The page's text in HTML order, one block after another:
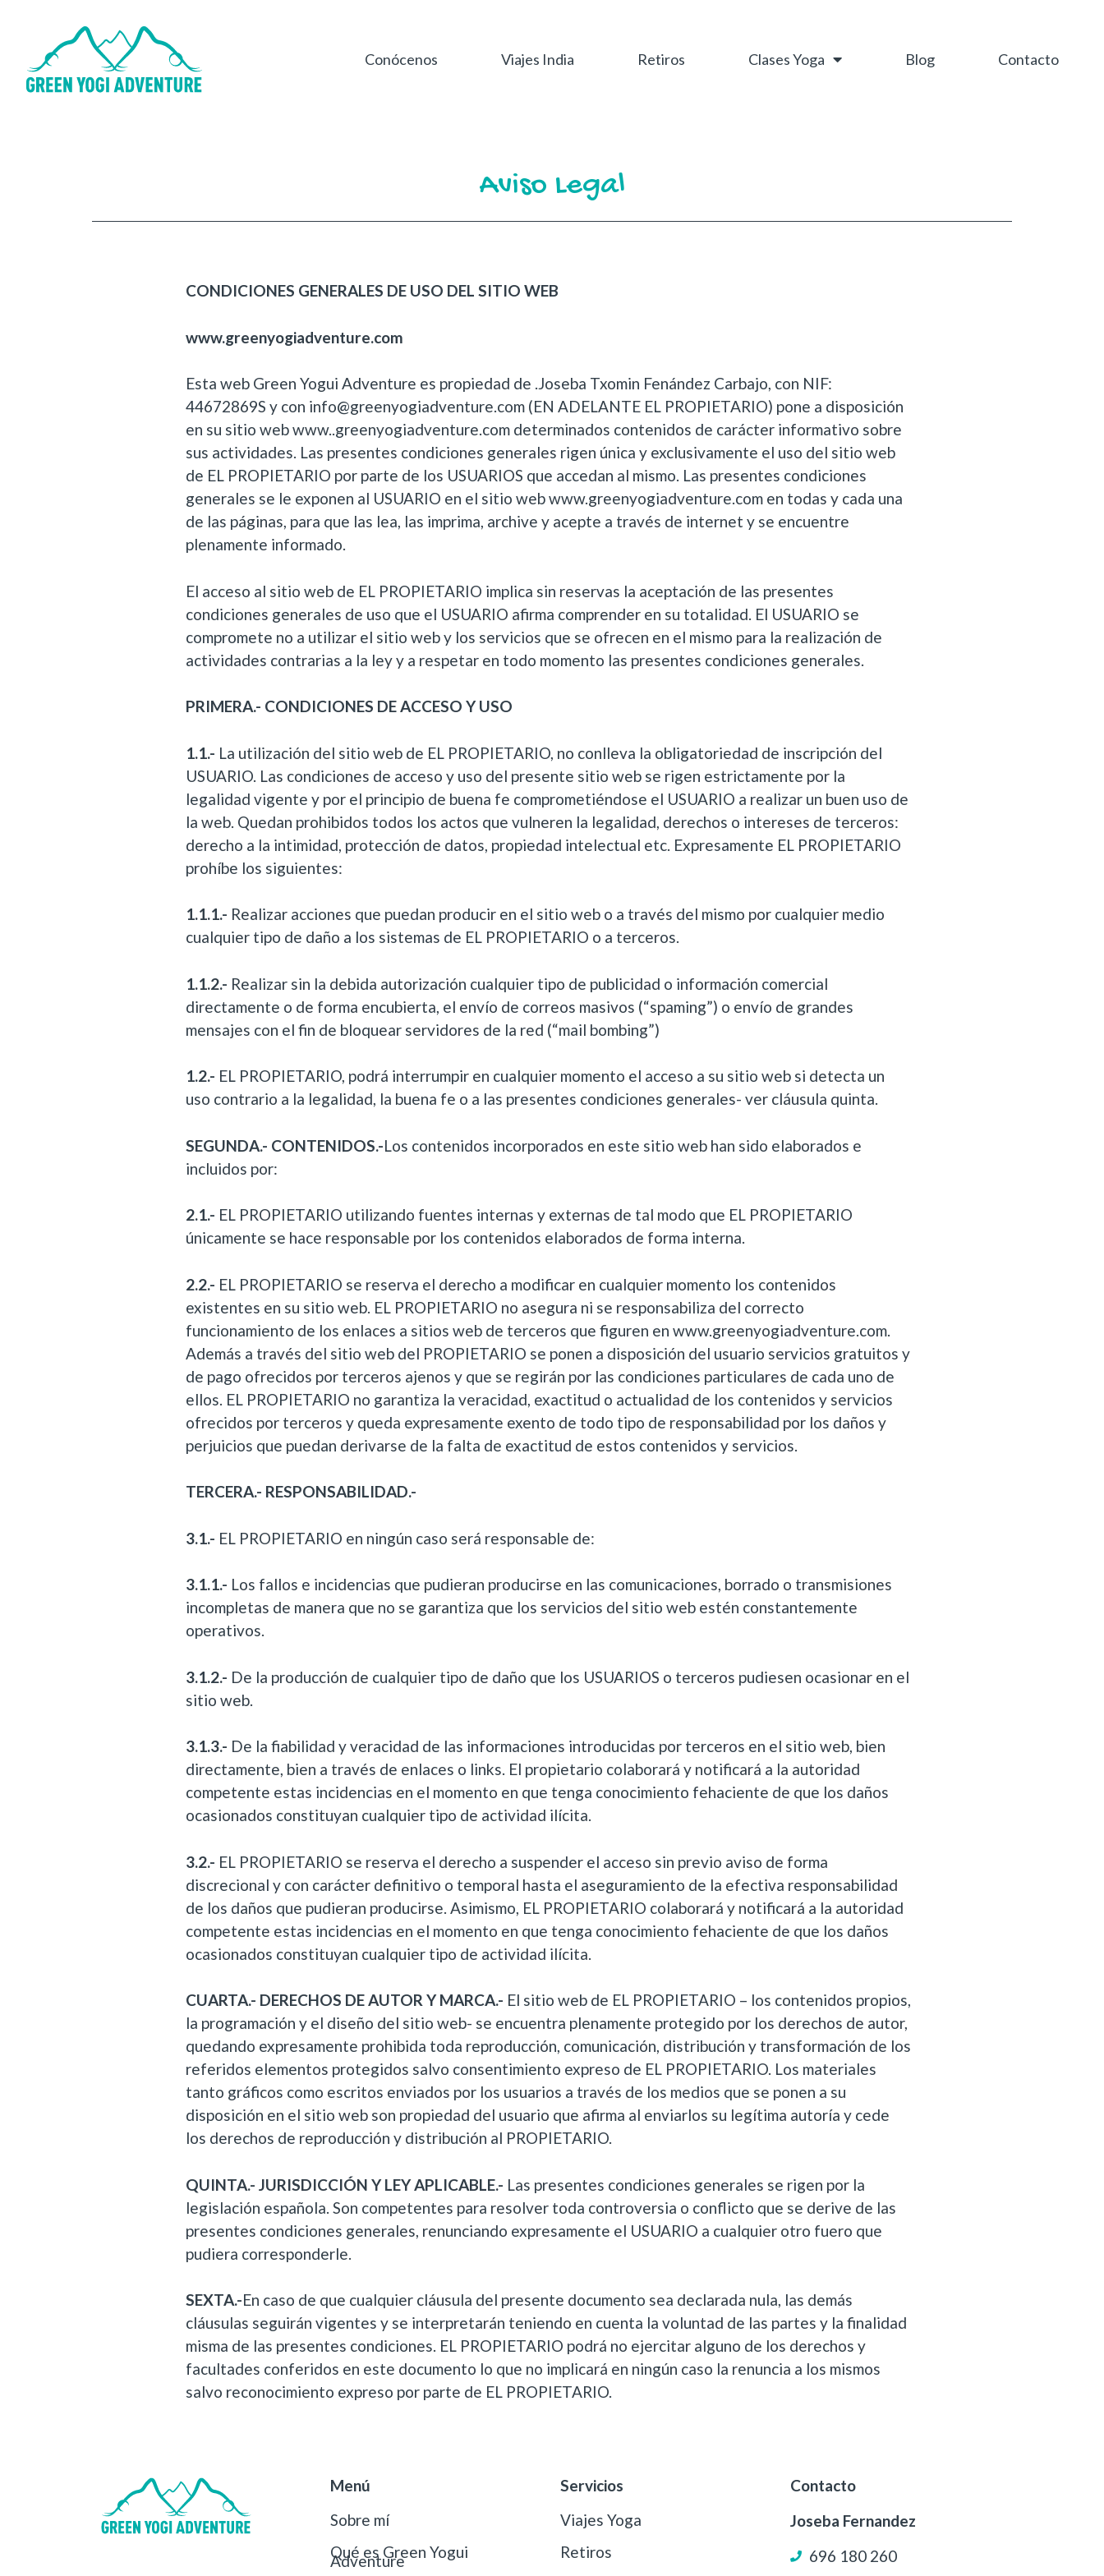
Conócenos Viajes India Retiros Clases Yoga Blog Contacto
Aviso Legal
CONDICIONES GENERALES DE USO DEL SITIO WEB
www.greenyogiadventure.com
Esta web Green Yogui Adventure es propiedad de .Joseba Txomin Fenández Carbajo, con NIF:
44672869S y con info@greenyogiadventure.com (EN ADELANTE EL PROPIETARIO) pone a disposición
en su sitio web www..greenyogiadventure.com determinados contenidos de carácter informativo sobre
sus actividades. Las presentes condiciones generales rigen única y exclusivamente el uso del sitio web
de EL PROPIETARIO por parte de los USUARIOS que accedan al mismo. Las presentes condiciones
generales se le exponen al USUARIO en el sitio web www.greenyogiadventure.com en todas y cada una
de las páginas, para que las lea, las imprima, archive y acepte a través de internet y se encuentre
plenamente informado.
El acceso al sitio web de EL PROPIETARIO implica sin reservas la aceptación de las presentes
condiciones generales de uso que el USUARIO afirma comprender en su totalidad. El USUARIO se
compromete no a utilizar el sitio web y los servicios que se ofrecen en el mismo para la realización de
actividades contrarias a la ley y a respetar en todo momento las presentes condiciones generales.
PRIMERA.- CONDICIONES DE ACCESO Y USO
1.1.- La utilización del sitio web de EL PROPIETARIO, no conlleva la obligatoriedad de inscripción del
USUARIO. Las condiciones de acceso y uso del presente sitio web se rigen estrictamente por la
legalidad vigente y por el principio de buena fe comprometiéndose el USUARIO a realizar un buen uso de
la web. Quedan prohibidos todos los actos que vulneren la legalidad, derechos o intereses de terceros:
derecho a la intimidad, protección de datos, propiedad intelectual etc. Expresamente EL PROPIETARIO
prohíbe los siguientes:
1.1.1.- Realizar acciones que puedan producir en el sitio web o a través del mismo por cualquier medio
cualquier tipo de daño a los sistemas de EL PROPIETARIO o a terceros.
1.1.2.- Realizar sin la debida autorización cualquier tipo de publicidad o información comercial
directamente o de forma encubierta, el envío de correos masivos (“spaming”) o envío de grandes
mensajes con el fin de bloquear servidores de la red (“mail bombing”)
1.2.- EL PROPIETARIO, podrá interrumpir en cualquier momento el acceso a su sitio web si detecta un
uso contrario a la legalidad, la buena fe o a las presentes condiciones generales- ver cláusula quinta.
SEGUNDA.- CONTENIDOS.-Los contenidos incorporados en este sitio web han sido elaborados e
incluidos por:
2.1.- EL PROPIETARIO utilizando fuentes internas y externas de tal modo que EL PROPIETARIO
únicamente se hace responsable por los contenidos elaborados de forma interna.
2.2.- EL PROPIETARIO se reserva el derecho a modificar en cualquier momento los contenidos
existentes en su sitio web. EL PROPIETARIO no asegura ni se responsabiliza del correcto
funcionamiento de los enlaces a sitios web de terceros que figuren en www.greenyogiadventure.com.
Además a través del sitio web del PROPIETARIO se ponen a disposición del usuario servicios gratuitos y
de pago ofrecidos por terceros ajenos y que se regirán por las condiciones particulares de cada uno de
ellos. EL PROPIETARIO no garantiza la veracidad, exactitud o actualidad de los contenidos y servicios
ofrecidos por terceros y queda expresamente exento de todo tipo de responsabilidad por los daños y
perjuicios que puedan derivarse de la falta de exactitud de estos contenidos y servicios.
TERCERA.- RESPONSABILIDAD.-
3.1.- EL PROPIETARIO en ningún caso será responsable de:
3.1.1.- Los fallos e incidencias que pudieran producirse en las comunicaciones, borrado o transmisiones
incompletas de manera que no se garantiza que los servicios del sitio web estén constantemente
operativos.
3.1.2.- De la producción de cualquier tipo de daño que los USUARIOS o terceros pudiesen ocasionar en el
sitio web.
3.1.3.- De la fiabilidad y veracidad de las informaciones introducidas por terceros en el sitio web, bien
directamente, bien a través de enlaces o links. El propietario colaborará y notificará a la autoridad
competente estas incidencias en el momento en que tenga conocimiento fehaciente de que los daños
ocasionados constituyan cualquier tipo de actividad ilícita.
3.2.- EL PROPIETARIO se reserva el derecho a suspender el acceso sin previo aviso de forma
discrecional y con carácter definitivo o temporal hasta el aseguramiento de la efectiva responsabilidad
de los daños que pudieran producirse. Asimismo, EL PROPIETARIO colaborará y notificará a la autoridad
competente estas incidencias en el momento en que tenga conocimiento fehaciente de que los daños
ocasionados constituyan cualquier tipo de actividad ilícita.
CUARTA.- DERECHOS DE AUTOR Y MARCA.- El sitio web de EL PROPIETARIO – los contenidos propios,
la programación y el diseño del sitio web- se encuentra plenamente protegido por los derechos de autor,
quedando expresamente prohibida toda reproducción, comunicación, distribución y transformación de los
referidos elementos protegidos salvo consentimiento expreso de EL PROPIETARIO. Los materiales
tanto gráficos como escritos enviados por los usuarios a través de los medios que se ponen a su
disposición en el sitio web son propiedad del usuario que afirma al enviarlos su legítima autoría y cede
los derechos de reproducción y distribución al PROPIETARIO.
QUINTA.- JURISDICCIÓN Y LEY APLICABLE.- Las presentes condiciones generales se rigen por la
legislación española. Son competentes para resolver toda controversia o conflicto que se derive de las
presentes condiciones generales, renunciando expresamente el USUARIO a cualquier otro fuero que
pudiera corresponderle.
SEXTA.-En caso de que cualquier cláusula del presente documento sea declarada nula, las demás
cláusulas seguirán vigentes y se interpretarán teniendo en cuenta la voluntad de las partes y la finalidad
misma de las presentes condiciones. EL PROPIETARIO podrá no ejercitar alguno de los derechos y
facultades conferidos en este documento lo que no implicará en ningún caso la renuncia a los mismos
salvo reconocimiento expreso por parte de EL PROPIETARIO.
Menú
Sobre mí
Qué es Green Yogui
Adventure
Servicios
Viajes Yoga
Retiros
Contacto
Joseba Fernandez
696 180 260